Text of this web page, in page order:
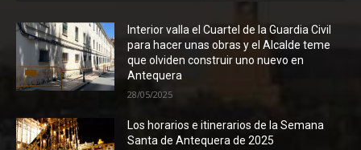
Interior valla el Cuartel de la Guardia Civil
para hacer unas obras y el Alcalde teme
que olviden construir uno nuevo en
Antequera
28/05/2025
Los horarios e itinerarios de la Semana
Santa de Antequera de 2025